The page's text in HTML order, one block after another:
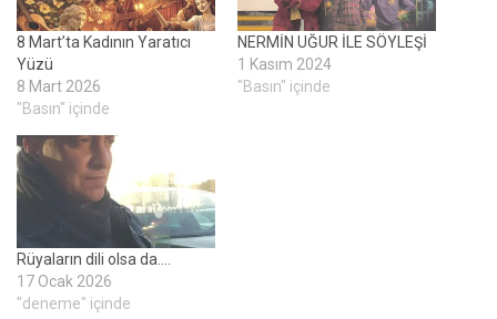
8 Mart’ta Kadının Yaratıcı
Yüzü
8 Mart 2026
"Basın" içinde
NERMİN UĞUR İLE SÖYLEŞİ
1 Kasım 2024
"Basın" içinde
Rüyaların dili olsa da….
17 Ocak 2026
"deneme" içinde